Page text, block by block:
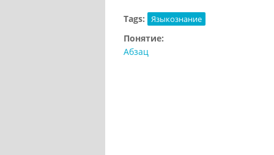
Tags: Языкознание
Понятие:
Абзац